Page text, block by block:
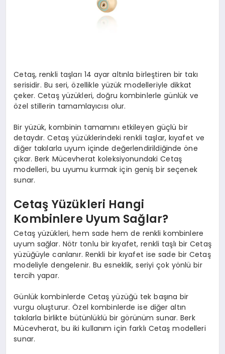
Cetaş, renkli taşları 14 ayar altınla birleştiren bir takı
serisidir. Bu seri, özellikle yüzük modelleriyle dikkat
çeker. Cetaş yüzükleri, doğru kombinlerle günlük ve
özel stillerin tamamlayıcısı olur.
Bir yüzük, kombinin tamamını etkileyen güçlü bir
detaydır. Cetaş yüzüklerindeki renkli taşlar, kıyafet ve
diğer takılarla uyum içinde değerlendirildiğinde öne
çıkar. Berk Mücevherat koleksiyonundaki Cetaş
modelleri, bu uyumu kurmak için geniş bir seçenek
sunar.
Cetaş Yüzükleri Hangi
Kombinlere Uyum Sağlar?
Cetaş yüzükleri, hem sade hem de renkli kombinlere
uyum sağlar. Nötr tonlu bir kıyafet, renkli taşlı bir Cetaş
yüzüğüyle canlanır. Renkli bir kıyafet ise sade bir Cetaş
modeliyle dengelenir. Bu esneklik, seriyi çok yönlü bir
tercih yapar.
Günlük kombinlerde Cetaş yüzüğü tek başına bir
vurgu oluşturur. Özel kombinlerde ise diğer altın
takılarla birlikte bütünlüklü bir görünüm sunar. Berk
Mücevherat, bu iki kullanım için farklı Cetaş modelleri
sunar.